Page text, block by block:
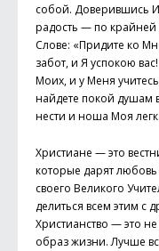
собой. Доверившись
радость — по
Слове: «Придите ко
забот, и Я успокою
Моих, и у Меня
найдете покой душам
нести и ноша Моя
Христиане — это
которые дарят любовь
своего Великого
делиться всем этим с
Христианство — это
образ жизни. Лучше